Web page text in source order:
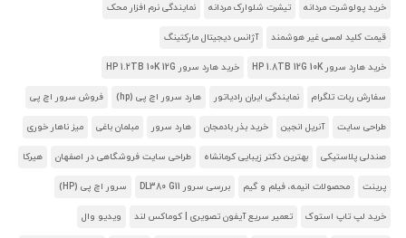
خرید پولوشرت مردانه تیشرت شلوارک مردانه نمایندگی نرم افزار محک
قیمت کلید لمسی غیر هوشمند آژانس دیجیتال مارکتینگ
خرید هارد سرور HP 1.8TB 12G 10K خرید هارد سرور HP 1.2TB 10K 12G
سفارش ربات تلگرام نمایندگی ایران رادیاتور هارد سرور اچ پی (hp) فروش سرور اچ پی
طراحی سایت آنریل انجین خرید بذر بادمجان هارد سرور مبلمان باغی میز ناهار خوری
صندلی پلاستیکی بهترین دکتر زیبایی کرمانشاه طراحی سایت فروشگاهی در اصفهان هیرکا
پرینت محصولات انیمه، فیلم و گیم بررسی سرور DL380 G11 سرور اچ پی (HP)
خرید لپ تاپ استوک تعمیر سریع آیفون تصویری | کوماکس لند ویدیو وال